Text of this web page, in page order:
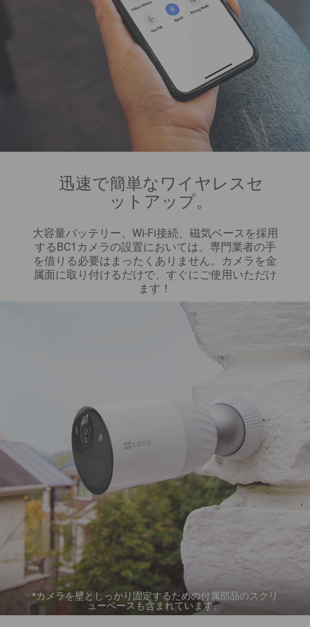
迅速で簡単なワイヤレスセ
ットアップ。
大容量バッテリー、Wi-Fi接続、磁気ベースを採用
するBC1カメラの設置においては、専門業者の手
を借りる必要はまったくありません。カメラを金
属面に取り付けるだけで、すぐにご使用いただけ
ます！
*カメラを壁としっかり固定するための付属部品のスクリ
ューベースも含まれています。